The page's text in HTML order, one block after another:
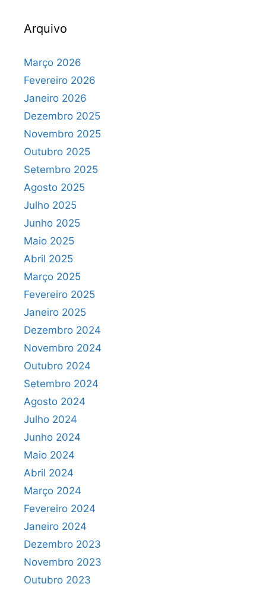
Arquivo
Março 2026
Fevereiro 2026
Janeiro 2026
Dezembro 2025
Novembro 2025
Outubro 2025
Setembro 2025
Agosto 2025
Julho 2025
Junho 2025
Maio 2025
Abril 2025
Março 2025
Fevereiro 2025
Janeiro 2025
Dezembro 2024
Novembro 2024
Outubro 2024
Setembro 2024
Agosto 2024
Julho 2024
Junho 2024
Maio 2024
Abril 2024
Março 2024
Fevereiro 2024
Janeiro 2024
Dezembro 2023
Novembro 2023
Outubro 2023